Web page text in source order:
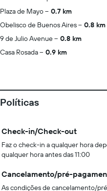
Plaza de Mayo
0.7 km
Obelisco de Buenos Aires
0.8 km
9 de Julio Avenue
0.8 km
Casa Rosada
0.9 km
Políticas
Check-in/Check-out
Faz o check-in a qualquer hora
qualquer hora antes das 11:00
Cancelamento/pré-
As condições de cancelamento/